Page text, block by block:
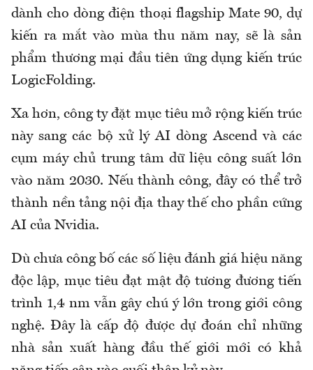
dành cho dòng điện thoại flagship Mate 90, dự
kiến ra mắt vào mùa thu năm nay, sẽ là sản
phẩm thương mại đầu tiên ứng dụng kiến trúc
LogicFolding.
Xa hơn, công ty đặt mục tiêu mở rộng kiến trúc
này sang các bộ xử lý AI dòng Ascend và các
cụm máy chủ trung tâm dữ liệu công suất lớn
vào năm 2030. Nếu thành công, đây có thể trở
thành nền tảng nội địa thay thế cho phần cứng
AI của Nvidia.
Dù chưa công bố các số liệu đánh giá hiệu năng
độc lập, mục tiêu đạt mật độ tương đương tiến
trình 1,4 nm vẫn gây chú ý lớn trong giới công
nghệ. Đây là cấp độ được dự đoán chỉ những
nhà sản xuất hàng đầu thế giới mới có khả